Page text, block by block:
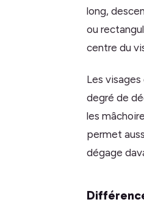
long,
ou
centre du
Les
degré de
les
permet
dégage